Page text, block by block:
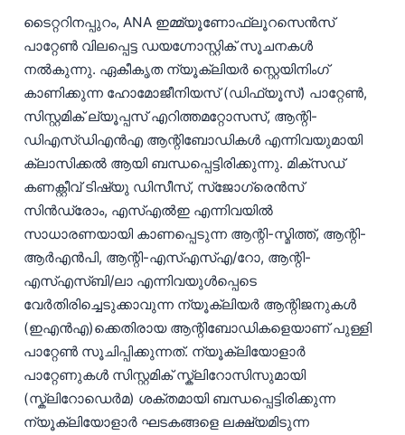
ടൈറ്ററിനപ്പുറം, ANA ഇമ്മ്യൂണോഫ്ലൂറസെൻസ്
പാറ്റേൺ വിലപ്പെട്ട ഡയഗ്നോസ്റ്റിക് സൂചനകൾ
നൽകുന്നു. ഏകീകൃത ന്യൂക്ലിയർ സ്റ്റെയിനിംഗ്
കാണിക്കുന്ന ഹോമോജീനിയസ് (ഡിഫ്യൂസ്) പാറ്റേൺ,
സിസ്റ്റമിക് ല്യൂപ്പസ് എറിത്തമറ്റോസസ്, ആന്റി-
ഡിഎസ്ഡിഎൻഎ ആന്റിബോഡികൾ എന്നിവയുമായി
ക്ലാസിക്കൽ ആയി ബന്ധപ്പെട്ടിരിക്കുന്നു. മിക്സഡ്
കണക്റ്റീവ് ടിഷ്യു ഡിസീസ്, സ്ജോഗ്രെൻസ്
സിൻഡ്രോം, എസ്എൽഇ എന്നിവയിൽ
സാധാരണയായി കാണപ്പെടുന്ന ആന്റി-സ്മിത്ത്, ആന്റി-
ആർഎൻപി, ആന്റി-എസ്എസ്എ/റോ, ആന്റി-
എസ്എസ്ബി/ലാ എന്നിവയുൾപ്പെടെ
വേർതിരിച്ചെടുക്കാവുന്ന ന്യൂക്ലിയർ ആന്റിജനുകൾ
(ഇഎൻഎ)ക്കെതിരായ ആന്റിബോഡികളെയാണ് പുള്ളി
പാറ്റേൺ സൂചിപ്പിക്കുന്നത്. ന്യൂക്ലിയോളാർ
പാറ്റേണുകൾ സിസ്റ്റമിക് സ്ക്ലിറോസിസുമായി
(സ്ക്ലിറോഡെർമ) ശക്തമായി ബന്ധപ്പെട്ടിരിക്കുന്ന
ന്യൂക്ലിയോളാർ ഘടകങ്ങളെ ലക്ഷ്യമിടുന്ന
ພາສາລາວ
Basa Jawa
Cebuano
ئۇيغۇرچە
Кыргызча
Татар теле
Беларуская мова
Esperanto
Frysk
Ślōnskŏ gŏdka
Norsk bokmål